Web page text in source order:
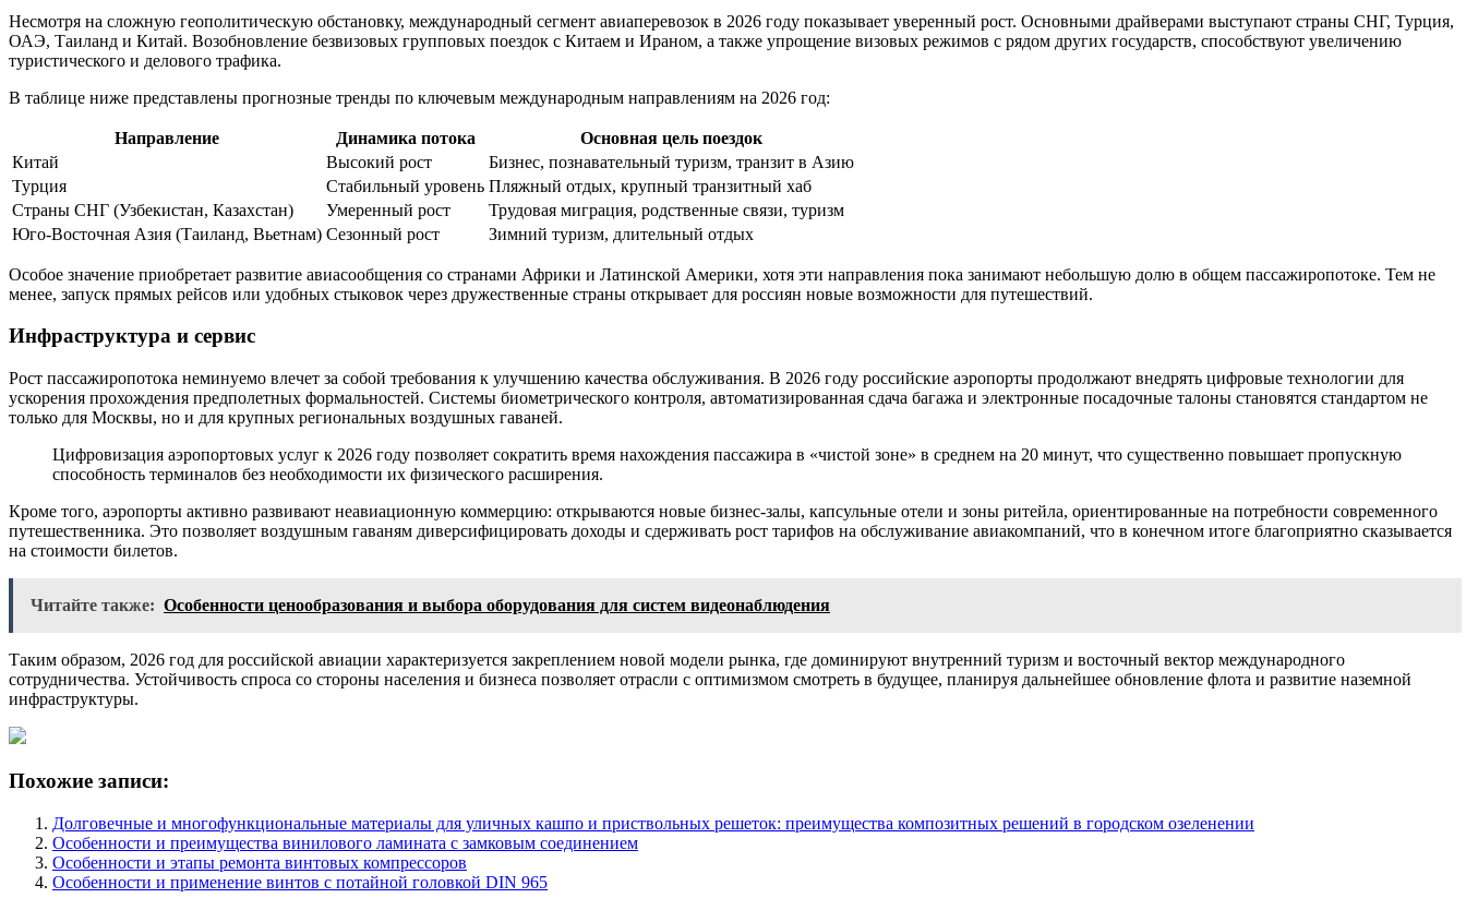
Несмотря на сложную геополитическую обстановку, международный сегмент авиаперевозок в 2026 году показывает уверенный рост. Основными драйверами выступают страны СНГ, Турция,
ОАЭ, Таиланд и Китай. Возобновление безвизовых групповых поездок с Китаем и Ираном, а также упрощение визовых режимов с рядом других государств, способствуют увеличению
туристического и делового трафика.
В таблице ниже представлены прогнозные тренды по ключевым международным направлениям на 2026 год:
Направление Динамика потока
Основная цель поездок
Китай
Высокий рост
Бизнес, познавательный туризм, транзит в Азию
Турция
Стабильный уровень Пляжный отдых, крупный транзитный хаб
Страны СНГ (Узбекистан, Казахстан)
Умеренный рост
Трудовая миграция, родственные связи, туризм
Юго-Восточная Азия (Таиланд, Вьетнам) Сезонный рост Зимний туризм, длительный отдых
Особое значение приобретает развитие авиасообщения со странами Африки и Латинской Америки, хотя эти направления пока занимают небольшую долю в общем пассажиропотоке. Тем не
менее, запуск прямых рейсов или удобных стыковок через дружественные страны открывает для россиян новые возможности для путешествий.
Инфраструктура и сервис
Рост пассажиропотока неминуемо влечет за собой требования к улучшению качества обслуживания. В 2026 году российские аэропорты продолжают внедрять цифровые технологии для
ускорения прохождения предполетных формальностей. Системы биометрического контроля, автоматизированная сдача багажа и электронные посадочные талоны становятся стандартом не
только для Москвы, но и для крупных региональных воздушных гаваней.
Цифровизация аэропортовых услуг к 2026 году позволяет сократить время нахождения пассажира в «чистой зоне» в среднем на 20 минут, что существенно повышает пропускную
способность терминалов без необходимости их физического расширения.
Кроме того, аэропорты активно развивают неавиационную коммерцию: открываются новые бизнес-залы, капсульные отели и зоны ритейла, ориентированные на потребности современного
путешественника. Это позволяет воздушным гаваням диверсифицировать доходы и сдерживать рост тарифов на обслуживание авиакомпаний, что в конечном итоге благоприятно сказывается
на стоимости билетов.
Читайте также: Особенности ценообразования и выбора оборудования для систем видеонаблюдения
Таким образом, 2026 год для российской авиации характеризуется закреплением новой модели рынка, где доминируют внутренний туризм и восточный вектор международного
сотрудничества. Устойчивость спроса со стороны населения и бизнеса позволяет отрасли с оптимизмом смотреть в будущее, планируя дальнейшее обновление флота и развитие наземной
инфраструктуры.
Похожие записи:
Долговечные и многофункциональные материалы для уличных кашпо и приствольных решеток: преимущества композитных решений в городском озеленении
Особенности и преимущества винилового ламината с замковым соединением
Особенности и этапы ремонта винтовых компрессоров
Особенности и применение винтов с потайной головкой DIN 965